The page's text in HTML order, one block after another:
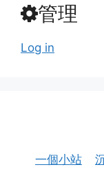
管理
Log in
一個小站